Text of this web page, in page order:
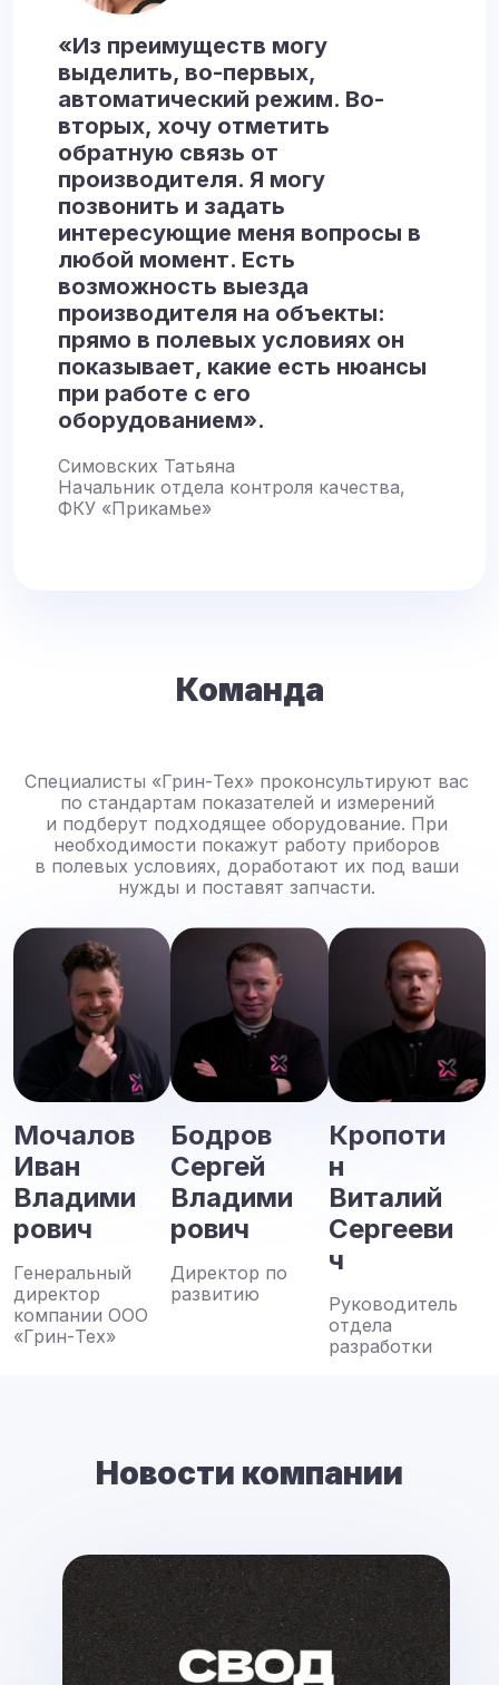
«Из преимуществ могу
выделить, во-первых,
автоматический режим. Во-
вторых, хочу отметить
обратную связь от
производителя. Я могу
позвонить и задать
интересующие меня вопросы в
любой момент. Есть
возможность выезда
производителя на объекты:
прямо в полевых условиях он
показывает, какие есть нюансы
при работе с его
оборудованием».
Симовских Татьяна
Начальник отдела контроля качества,
ФКУ «Прикамье»
Команда
Специалисты «Грин-Тех» проконсультируют вас
по стандартам показателей и измерений
и подберут подходящее оборудование. При
необходимости покажут работу приборов
в полевых условиях, доработают их под ваши
нужды и поставят запчасти.
Мочалов
Иван
Владими
рович
Генеральный
директор
компании ООО
«Грин-Тех»
Бодров
Сергей
Владими
рович
Директор по
развитию
Кропоти
н
Виталий
Сергееви
ч
Руководитель
отдела
разработки
Новости компании